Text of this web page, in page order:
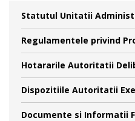
Statutul Unitatii
Regulamentele privind
Hotararile Autoritatii
Dispozitiile Autoritatii
Documente si Informatii